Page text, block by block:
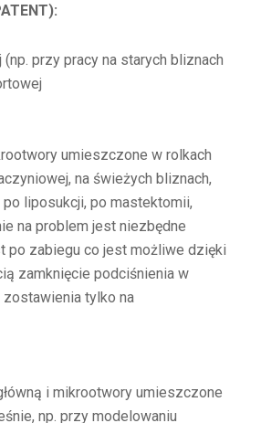
(np. przy pracy na starych bliznach
umieszczone w rolkach
na świeżych bliznach,
po liposukcji, po mastektomii,
na problem jest niezbędne
po zabiegu co jest możliwe dzięki
zamknięcie podciśnienia w
zostawienia tylko na
i mikrootwory umieszczone
np. przy modelowaniu